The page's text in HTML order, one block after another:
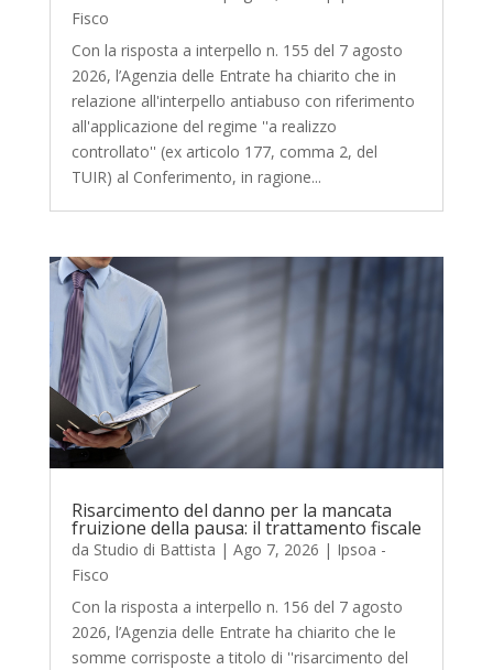
Fisco
Con la risposta a interpello n. 155 del 7 agosto
2026, l’Agenzia delle Entrate ha chiarito che in
relazione all'interpello antiabuso con riferimento
all'applicazione del regime ''a realizzo
controllato'' (ex articolo 177, comma 2, del
TUIR) al Conferimento, in ragione...
Risarcimento del danno per la mancata
fruizione della pausa: il trattamento fiscale
da Studio di Battista | Ago 7, 2026 | Ipsoa -
Fisco
Con la risposta a interpello n. 156 del 7 agosto
2026, l’Agenzia delle Entrate ha chiarito che le
somme corrisposte a titolo di ''risarcimento del